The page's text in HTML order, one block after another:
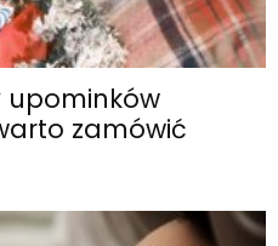
upominków
zamówić